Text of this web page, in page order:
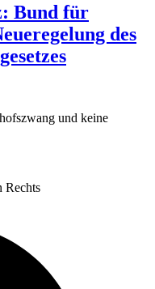
Bund für
des
und keine
Rechts